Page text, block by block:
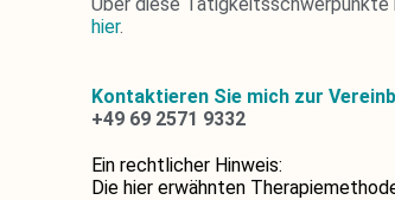
hier.
Kontaktieren Sie mich zur
+49 69 2571 9332
Ein rechtlicher Hinweis:
Die hier erwähnten